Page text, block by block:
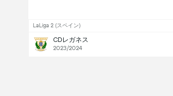
LaLiga 2 (スペイン)
CDレガネス
2023/2024